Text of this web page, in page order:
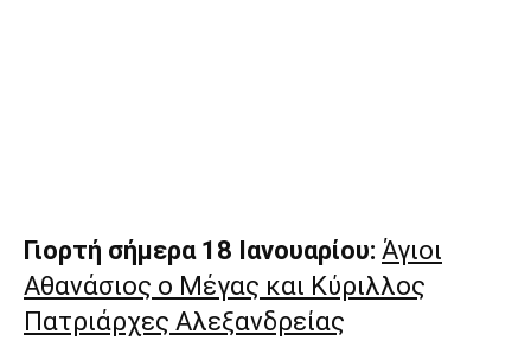
Γιορτή σήμερα 18 Ιανουαρίου: Άγιοι
Αθανάσιος ο Μέγας και Κύριλλος
Πατριάρχες Αλεξανδρείας